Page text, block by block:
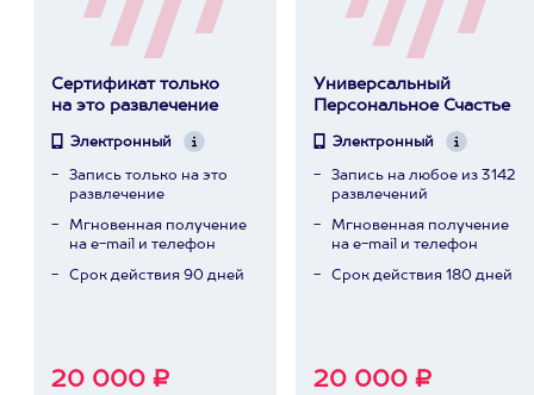
Сертификат только
на это развлечение
Электронный
Запись только на это
развлечение
Мгновенная получение
на e-mail и телефон
Срок действия 90 дней
20 000 ₽
Универсальный
Персональное Счастье
Электронный
Запись на любое из 3142
развлечений
Мгновенная получение
на e-mail и телефон
Срок действия 180 дней
20 000 ₽